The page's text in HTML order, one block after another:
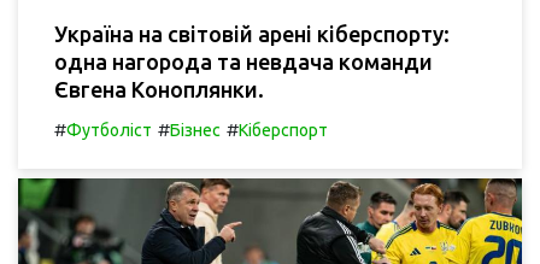
Україна на світовій арені кіберспорту:
одна нагорода та невдача команди
Євгена Коноплянки.
#Футболіст #Бізнес #Кіберспорт